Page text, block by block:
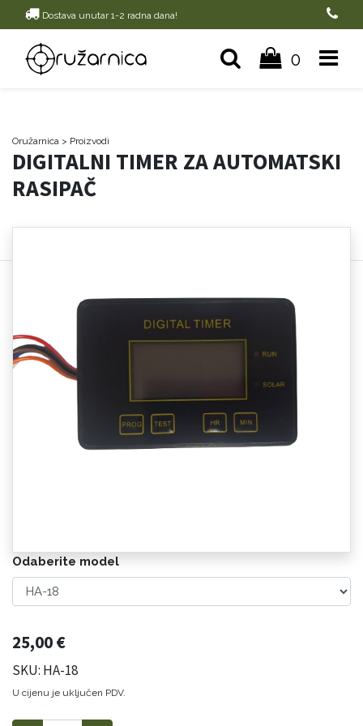
Dostava unutar 1-2 radna dana!
0
Oružarnica > Proizvodi
DIGITALNI TIMER ZA AUTOMATSKI
RASIPAČ
Odaberite model
25,00€
SKU: HA-18
U cijenu je uključen PDV.